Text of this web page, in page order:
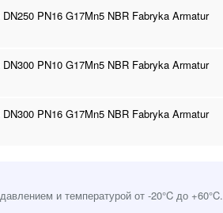
PN16 G17Mn5 NBR Fabryka Armatur
PN10 G17Mn5 NBR Fabryka Armatur
PN16 G17Mn5 NBR Fabryka Armatur
и температурой от -20°C до +60°C.